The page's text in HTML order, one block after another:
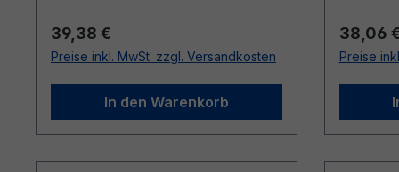
Regulärer Preis:
39,38 €
Preise inkl. MwSt. zzgl. Versandkosten
In den Warenkorb
38,06
Preise